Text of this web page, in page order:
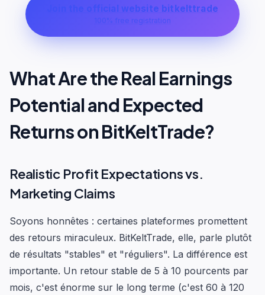
Join the official website bitkelttrade
100% free registration
What Are the Real Earnings
Potential and Expected
Returns on BitKeltTrade?
Realistic Profit Expectations vs.
Marketing Claims
Soyons honnêtes : certaines plateformes promettent
des retours miraculeux. BitKeltTrade, elle, parle plutôt
de résultats "stables" et "réguliers". La différence est
importante. Un retour stable de 5 à 10 pourcents par
mois, c'est énorme sur le long terme (c'est 60 à 120